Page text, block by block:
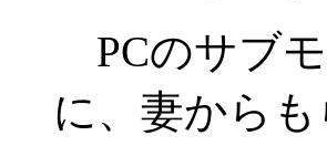
PCのサブ
に、妻から